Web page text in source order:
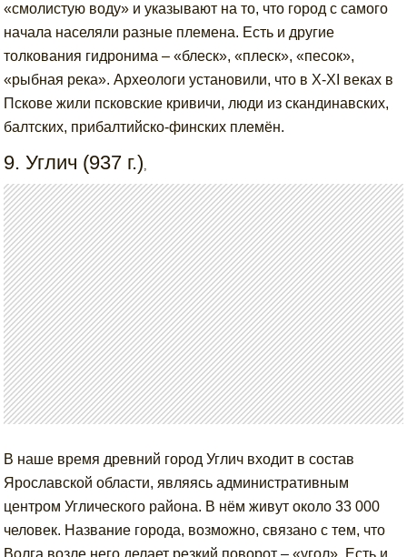
«смолистую воду» и указывают на то, что город с самого
начала населяли разные племена. Есть и другие
толкования гидронима – «блеск», «плеск», «песок»,
«рыбная река». Археологи установили, что в X-XI веках в
Пскове жили псковские кривичи, люди из скандинавских,
балтских, прибалтийско-финских племён.
9. Углич (937 г.),
В наше время древний город Углич входит в состав
Ярославской области, являясь административным
центром Углического района. В нём живут около 33 000
человек. Название города, возможно, связано с тем, что
Волга возле него делает резкий поворот – «угол». Есть и